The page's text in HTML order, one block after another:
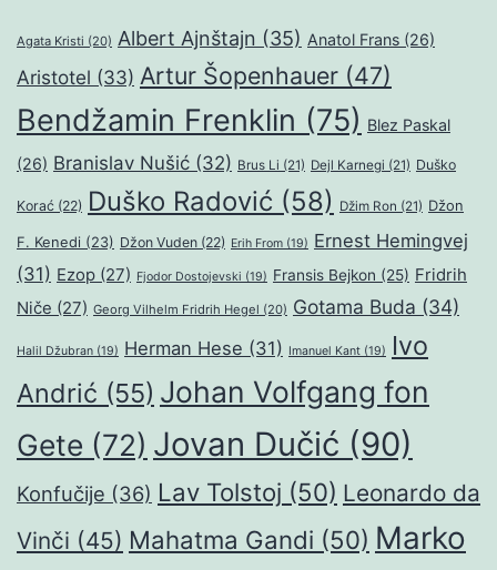
Agata Kristi (20) Albert Ajnštajn (35) Anatol Frans (26)
Aristotel (33) Artur Šopenhauer (47)
Bendžamin Frenklin (75) Blez Paskal
(26) Branislav Nušić (32) Brus Li (21) Dejl Karnegi (21) Duško
Korać (22) Duško Radović (58) Džim Ron (21) Džon
F. Kenedi (23) Džon Vuden (22) Erih From (19) Ernest Hemingvej
(31) Ezop (27) Fjodor Dostojevski (19) Fransis Bejkon (25) Fridrih
Niče (27) Georg Vilhelm Fridrih Hegel (20) Gotama Buda (34)
Halil Džubran (19) Herman Hese (31) Imanuel Kant (19)
Ivo
Andrić (55) Johan Volfgang fon
Gete (72) Jovan Dučić (90)
Konfučije (36) Lav Tolstoj (50) Leonardo da
Vinči (45) Mahatma Gandi (50) Marko